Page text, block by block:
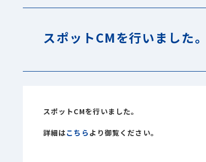
スポットCMを行いました。
スポットCMを行いました。
詳細はこちら より御覧ください。